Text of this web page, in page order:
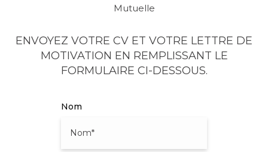
Mutuelle
ENVOYEZ VOTRE CV ET VOTRE LETTRE DE
MOTIVATION EN REMPLISSANT LE
FORMULAIRE CI-DESSOUS.
Nom